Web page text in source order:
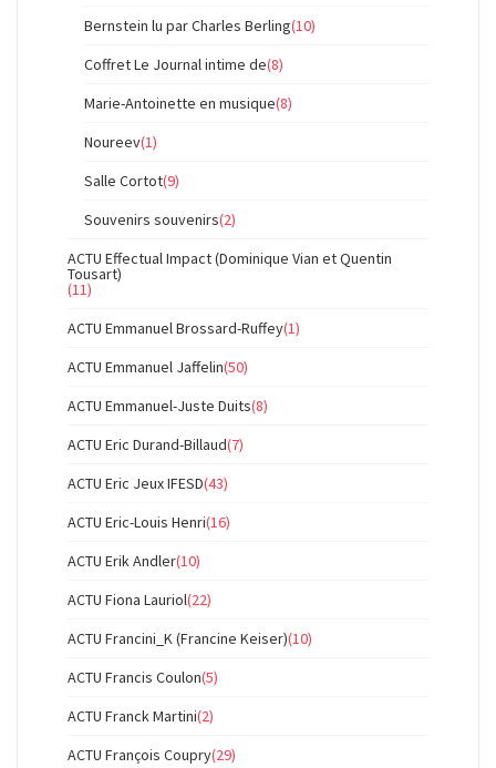
Bernstein lu par Charles Berling(10)
Coffret Le Journal intime de(8)
Marie-Antoinette en musique(8)
Noureev(1)
Salle Cortot(9)
Souvenirs souvenirs(2)
ACTU Effectual Impact (Dominique Vian et Quentin
Tousart)
(11)
ACTU Emmanuel Brossard-Ruffey(1)
ACTU Emmanuel Jaffelin(50)
ACTU Emmanuel-Juste Duits(8)
ACTU Eric Durand-Billaud(7)
ACTU Eric Jeux IFESD(43)
ACTU Eric-Louis Henri(16)
ACTU Erik Andler(10)
ACTU Fiona Lauriol(22)
ACTU Francini_K (Francine Keiser)(10)
ACTU Francis Coulon(5)
ACTU Franck Martini(2)
ACTU François Coupry(29)